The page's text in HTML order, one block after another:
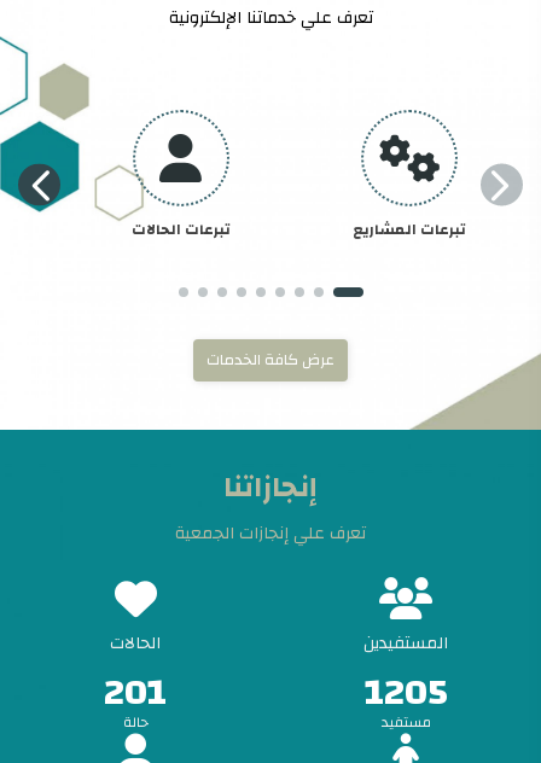
تعرف علي خدماتنا الإلكترونية
تبرعات المشاريع تبرعات الحالات
عرض كافة الخدمات
إنجازاتنا
تعرف علي إنجازات الجمعية
المستفيدين
1205
مستفيد
الحالات
201
حالة